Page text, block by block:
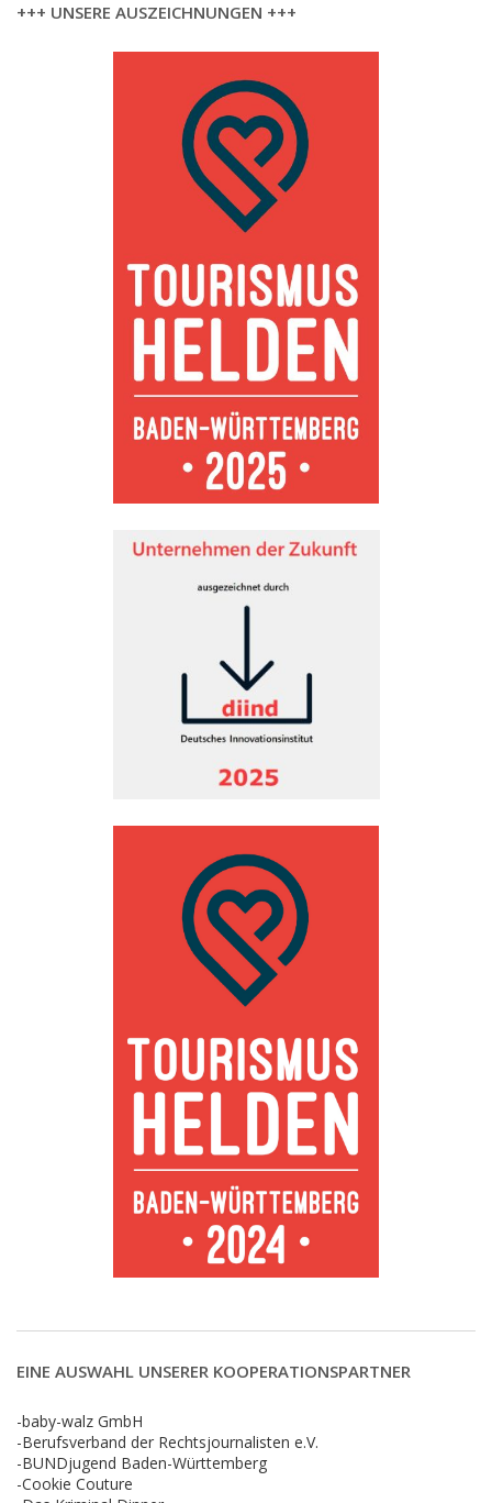
+++ UNSERE AUSZEICHNUNGEN +++
EINE AUSWAHL UNSERER KOOPERATIONSPARTNER
-baby-walz GmbH
-Berufsverband der Rechtsjournalisten e.V.
-BUNDjugend Baden-Württemberg
-Cookie Couture